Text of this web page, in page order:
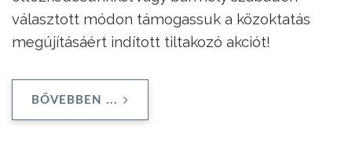
választott módon támogassuk a közoktatás
megújításáért indított tiltakozó akciót!
BŐVEBBEN ...